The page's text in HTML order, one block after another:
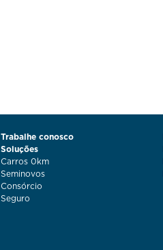
Trabalhe conosco
Soluções
Carros 0km
Seminovos
Consórcio
Seguro